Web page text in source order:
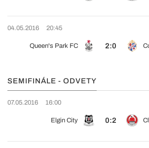
04.05.2016 20:45
Queen's Park FC 2:0
SEMIFINÁLE - ODVETY
07.05.2016 16:00
Elgin City 0:2